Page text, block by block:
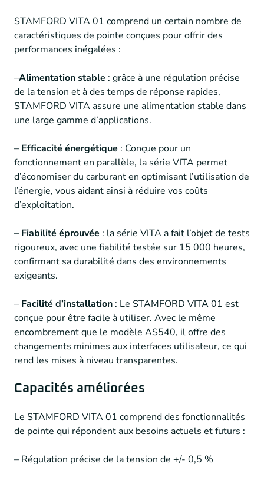
STAMFORD VITA 01 comprend un certain nombre de
caractéristiques de pointe conçues pour offrir des
performances inégalées :
–Alimentation stable : grâce à une régulation précise
de la tension et à des temps de réponse rapides,
STAMFORD VITA assure une alimentation stable dans
une large gamme d’applications.
– Efficacité énergétique : Conçue pour un
fonctionnement en parallèle, la série VITA permet
d’économiser du carburant en optimisant l’utilisation de
l’énergie, vous aidant ainsi à réduire vos coûts
d’exploitation.
– Fiabilité éprouvée : la série VITA a fait l’objet de tests
rigoureux, avec une fiabilité testée sur 15 000 heures,
confirmant sa durabilité dans des environnements
exigeants.
– Facilité d’installation : Le STAMFORD VITA 01 est
conçue pour être facile à utiliser. Avec le même
encombrement que le modèle AS540, il offre des
changements minimes aux interfaces utilisateur, ce qui
rend les mises à niveau transparentes.
Capacités améliorées
Le STAMFORD VITA 01 comprend des fonctionnalités
de pointe qui répondent aux besoins actuels et futurs :
– Régulation précise de la tension de +/- 0,5 %